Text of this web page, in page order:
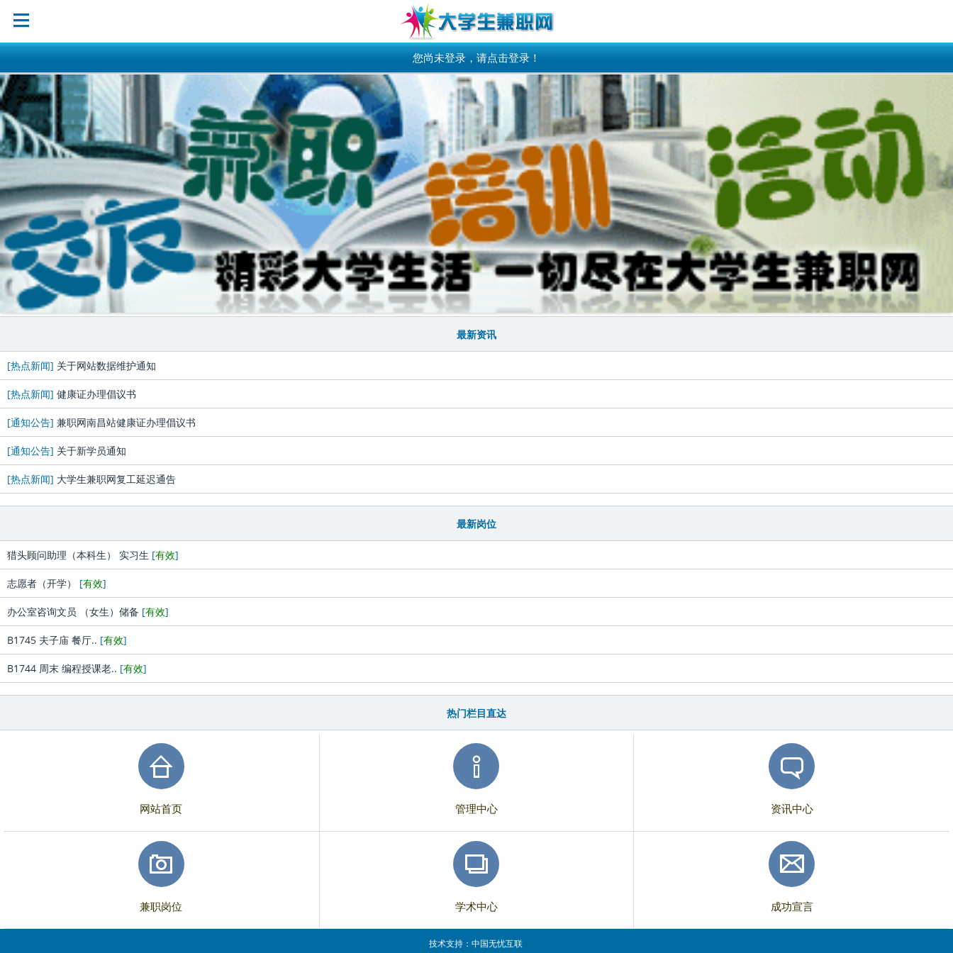
您尚未登录，请点击登录！
最新资讯
[热点新闻] 关于网站数据维护通知
[热点新闻] 健康证办理倡议书
[通知公告] 兼职网南昌站健康证办理倡议书
[通知公告] 关于新学员通知
[热点新闻] 大学生兼职网复工延迟通告
最新岗位
猎头顾问助理（本科生） 实习生 [有效]
志愿者（开学） [有效]
办公室咨询文员 （女生）储备 [有效]
B1745 夫子庙 餐厅.. [有效]
B1744 周末 编程授课老.. [有效]
热门栏目直达
网站首页 管理中心 资讯中心
兼职岗位 学术中心 成功宣言
技术支持： 中国无忧互联